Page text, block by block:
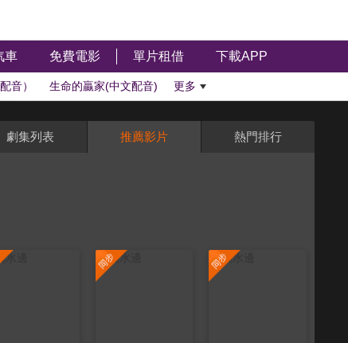
車 免費電影 單片租借 下載APP
音） 生命的贏家(中文配音) 更多
劇集列表 推薦影片 熱門排行